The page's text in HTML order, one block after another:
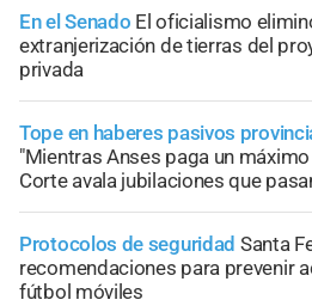
En el Senado El oficialismo
extranjerización de tierras del
privada
Tope en haberes pasivos
"Mientras Anses paga un
Corte avala jubilaciones que
Protocolos de seguridad Santa
recomendaciones para prevenir
fútbol móviles